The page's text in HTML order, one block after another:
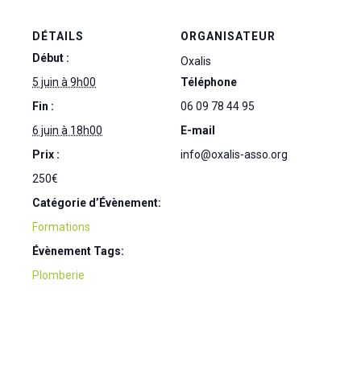
DÉTAILS
Début :
5 juin à 9h00
Fin :
6 juin à 18h00
Prix :
250€
Catégorie d’Évènement:
Formations
Évènement Tags:
Plomberie
ORGANISATEUR
Oxalis
Téléphone
06 09 78 44 95
E-mail
info@oxalis-asso.org